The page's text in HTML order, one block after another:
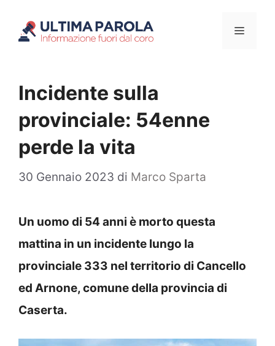
Menu
Incidente sulla
provinciale: 54enne
perde la vita
30 Gennaio 2023 di Marco Sparta
Un uomo di 54 anni è morto questa
mattina in un incidente lungo la
provinciale 333 nel territorio di Cancello
ed Arnone, comune della provincia di
Caserta.